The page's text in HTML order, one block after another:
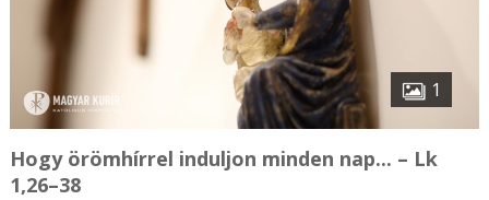
1
Hogy örömhírrel induljon minden nap... – Lk
1,26–38